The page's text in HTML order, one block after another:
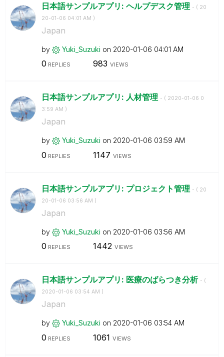
日本語サンプルアプリ: ヘルプデスク管理 - ( ‎20
20-01-06 04:01 AM )
Japan
by Yuki_Suzuki on ‎2020-01-06 04:01 AM
0 REPLIES 983 VIEWS
日本語サンプルアプリ: 人材管理 - ( ‎2020-01-06 0
3:59 AM )
Japan
by Yuki_Suzuki on ‎2020-01-06 03:59 AM
0 REPLIES 1147 VIEWS
日本語サンプルアプリ: プロジェクト管理 - ( ‎20
20-01-06 03:56 AM )
Japan
by Yuki_Suzuki on ‎2020-01-06 03:56 AM
0 REPLIES 1442 VIEWS
日本語サンプルアプリ: 医療のばらつき分析 - (
‎2020-01-06 03:54 AM )
Japan
by Yuki_Suzuki on ‎2020-01-06 03:54 AM
0 REPLIES 1061 VIEWS